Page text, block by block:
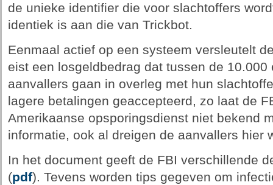
de unieke identifier die voor slachtoffers
identiek is aan die van Trickbot.
Eenmaal actief op een systeem versleutelt
eist een losgeldbedrag dat tussen de
aanvallers gaan in overleg met hun
lagere betalingen geaccepteerd, zo laat de
Amerikaanse opsporingsdienst niet bekend
informatie, ook al dreigen de aanvallers hier
In het document geeft de FBI verschillende
(pdf). Tevens worden tips gegeven om